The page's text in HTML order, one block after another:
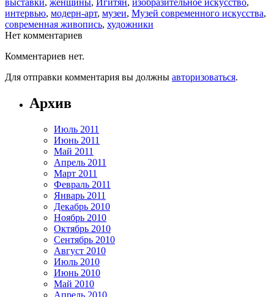
интервью, модерн-арт, музеи, Музей современного искусства,
современная живопись, художники
Нет комментариев
Комментариев нет.
Для отправки комментария вы должны авторизоваться.
Архив
Июль 2011
Июнь 2011
Май 2011
Апрель 2011
Март 2011
Февраль 2011
Январь 2011
Декабрь 2010
Ноябрь 2010
Октябрь 2010
Сентябрь 2010
Август 2010
Июль 2010
Июнь 2010
Май 2010
Апрель 2010